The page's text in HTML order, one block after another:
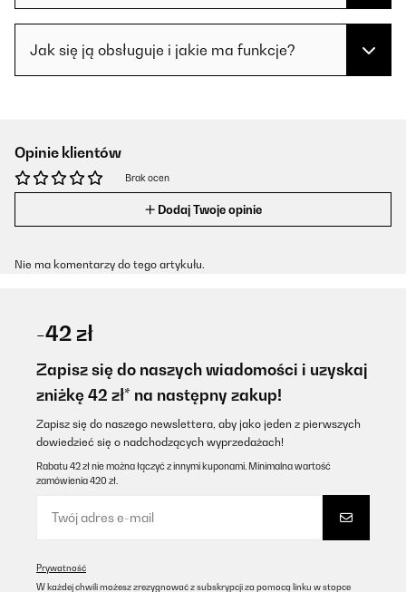
Jak się ją obsługuje i jakie ma funkcje?
Opinie klientów
Brak ocen
Dodaj Twoje opinie
Nie ma komentarzy do tego artykułu.
-42 zł
Zapisz się do naszych wiadomości i uzyskaj
zniżkę 42 zł* na następny zakup!
Zapisz się do naszego newslettera, aby jako jeden z pierwszych
dowiedzieć się o nadchodzących wyprzedażach!
Rabatu 42 zł nie można łączyć z innymi kuponami. Minimalna wartość
zamówienia 420 zł.
Prywatność
W każdej chwili możesz zrezygnować z subskrypcji za pomocą linku w stopce